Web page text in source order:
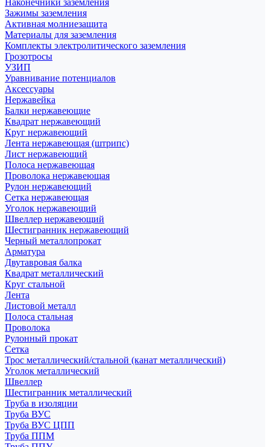
Наконечники заземления
Зажимы заземления
Активная молниезащита
Материалы для заземления
Комплекты электролитического заземления
Грозотросы
УЗИП
Уравнивание потенциалов
Аксессуары
Нержавейка
Балки нержавеющие
Квадрат нержавеющий
Круг нержавеющий
Лента нержавеющая (штрипс)
Лист нержавеющий
Полоса нержавеющая
Проволока нержавеющая
Рулон нержавеющий
Сетка нержавеющая
Уголок нержавеющий
Швеллер нержавеющий
Шестигранник нержавеющий
Черный металлопрокат
Арматура
Двутавровая балка
Квадрат металлический
Круг стальной
Лента
Листовой металл
Полоса стальная
Проволока
Рулонный прокат
Сетка
Трос металлический/стальной (канат металлический)
Уголок металлический
Швеллер
Шестигранник металлический
Труба в изоляции
Труба ВУС
Труба ВУС ЦПП
Труба ППМ